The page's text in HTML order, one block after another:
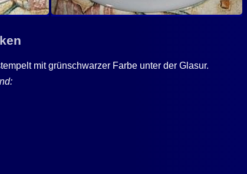
mit grünschwarzer Farbe unter der Glasur.